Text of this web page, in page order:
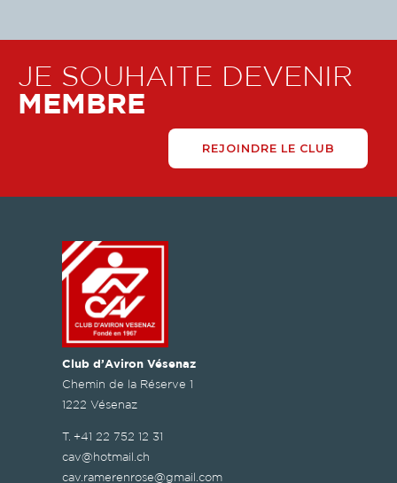
JE SOUHAITE DEVENIR
MEMBRE
REJOINDRE LE CLUB
Club d’Aviron Vésenaz
Chemin de la Réserve 1
1222 Vésenaz
T. +41 22 752 12 31
cav@hotmail.ch
cav.ramerenrose@gmail.com